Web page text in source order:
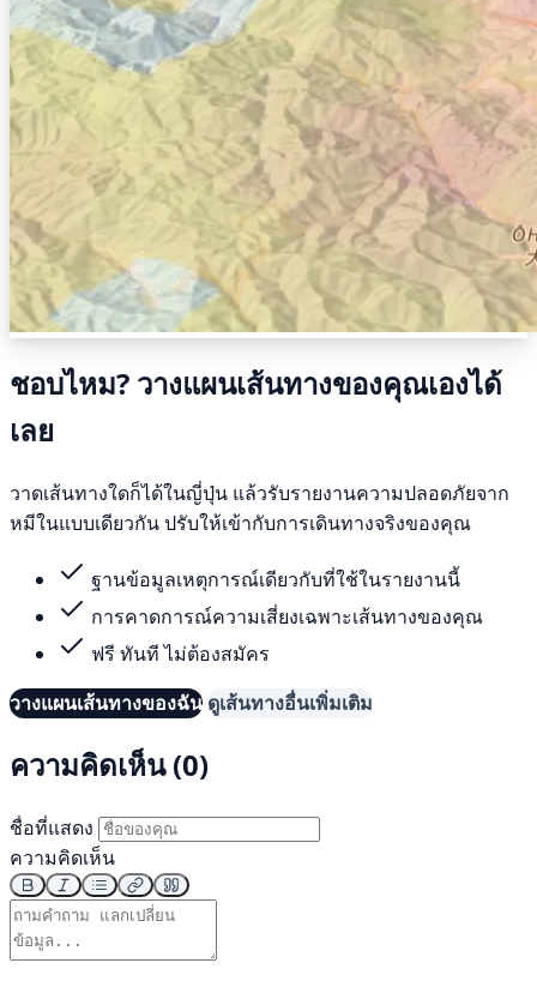
ชอบไหม? วางแผนเส้นทางของคุณเองได้
เลย
วาดเส้นทางใดก็ได้ในญี่ปุ่น แล้วรับรายงานความปลอดภัยจาก
หมีในแบบเดียวกัน ปรับให้เข้ากับการเดินทางจริงของคุณ
ฐานข้อมูลเหตุการณ์เดียวกับที่ใช้ในรายงานนี้
การคาดการณ์ความเสี่ยงเฉพาะเส้นทางของคุณ
ฟรี ทันที ไม่ต้องสมัคร
วางแผนเส้นทางของฉัน ดูเส้นทางอื่นเพิ่มเติม
ความคิดเห็น (0)
ชื่อที่แสดง
ความคิดเห็น